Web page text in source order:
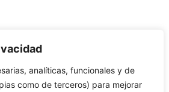
analíticas, funcionales y de
como de terceros) para mejorar